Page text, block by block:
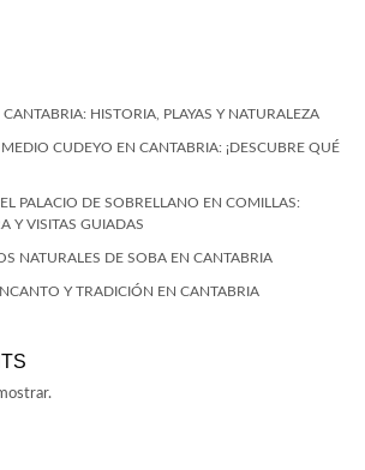
HISTORIA, PLAYAS Y NATURALEZA
CUDEYO EN CANTABRIA: ¡DESCUBRE QUÉ
PALACIO DE SOBRELLANO EN COMILLAS:
Y VISITAS GUIADAS
NATURALES DE SOBA EN CANTABRIA
Y TRADICIÓN EN CANTABRIA